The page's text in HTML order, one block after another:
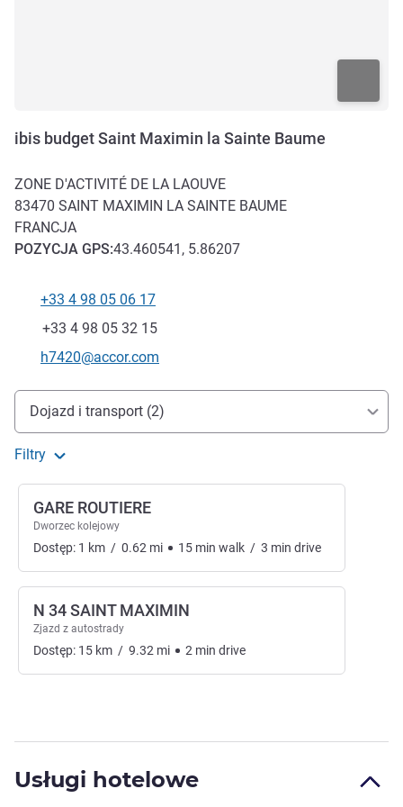
ibis budget Saint Maximin la Sainte Baume
ZONE D'ACTIVITÉ DE LA LAOUVE
83470 SAINT MAXIMIN LA SAINTE BAUME
FRANCJA
POZYCJA GPS:43.460541, 5.86207
Telefon
+33 4 98 05 06 17
Faks
+33 4 98 05 32 15
Kontaktowy adres e-mail
h7420@accor.com
Dojazd i transport
Dojazd i transport (2)
Filtry
GARE ROUTIERE
Dworzec kolejowy
Dostęp: 1 km / 0.62 mi 15 min walk / 3 min drive
N 34 SAINT MAXIMIN
Zjazd z autostrady
Dostęp: 15 km / 9.32 mi 2 min drive
Usługi hotelowe